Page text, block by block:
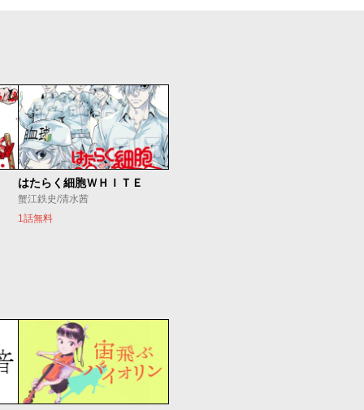
はたらく細胞ＷＨＩＴＥ
蟹江鉄史/清水茜
1話無料